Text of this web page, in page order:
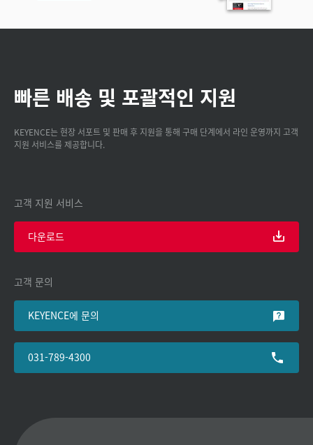
빠른 배송 및 포괄적인 지원
KEYENCE는 현장 서포트 및 판매 후 지원을 통해 구매 단계에서 라인 운영까지 고객
지원 서비스를 제공합니다.
고객 지원 서비스
다운로드
고객 문의
KEYENCE에 문의
031-789-4300